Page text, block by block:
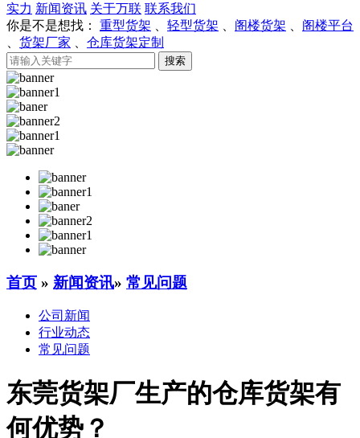
实力 新闻资讯 关于万联 联系我们
你是不是想找：
重型货架 轻型货架 阁楼货架
阁楼平台
货架厂家 仓库货架定制
首页 » 新闻资讯» 常见问题
公司新闻
行业动态
常见问题
东莞货架厂生产的仓库货架有
何优势？